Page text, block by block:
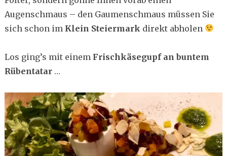
Augenschmaus – den Gaumenschmaus müssen Sie
sich schon im Klein Steiermark direkt abholen
Los ging’s mit einem Frischkäsegupf an buntem
Rübentatar…